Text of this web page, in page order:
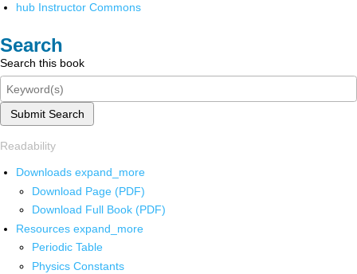
hub Instructor Commons
Search
Search this book
Submit Search
Readability
Downloads expand_more
Download Page (PDF)
Download Full Book (PDF)
Resources expand_more
Periodic Table
Physics Constants